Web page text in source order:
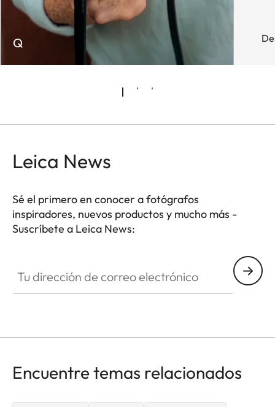
Q
Leica News
Sé el primero en conocer a fotógrafos
inspiradores, nuevos productos y mucho más -
Suscríbete a Leica News:
Encuentre temas relacionados